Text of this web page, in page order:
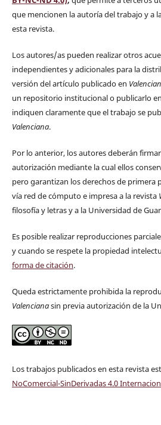
que mencionen la autoría del trabajo y a
esta revista.
Los autores/as pueden realizar otros
independientes y adicionales para la
versión del artículo publicado en
un repositorio institucional o publicarlo
indiquen claramente que el trabajo se
Valenciana.
Por lo anterior, los autores deberán
autorización mediante la cual ellos
pero garantizan los derechos de primera
vía red de cómputo e impresa a la revista
filosofía y letras y a la Universidad de
Es posible realizar reproducciones
y cuando se respete la propiedad
forma de citación.
Queda estrictamente prohibida la
Valencianasin previa autorización de la
Los trabajos publicados en esta revista
NoComercial-SinDerivadas 4.0